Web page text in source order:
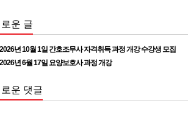
운 글
2026년 10월 1일 간호조무사 자격취득 과정 개강 수강생 모집
2026년 6월 17일 요양보호사 과정 개강
운 댓글